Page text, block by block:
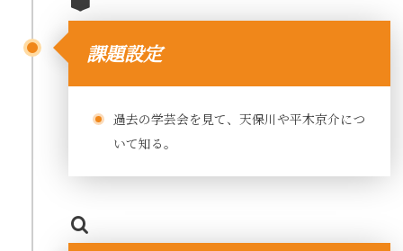
課題設定
過去の学芸会を見て、天保川や平木京介につ
いて知る。